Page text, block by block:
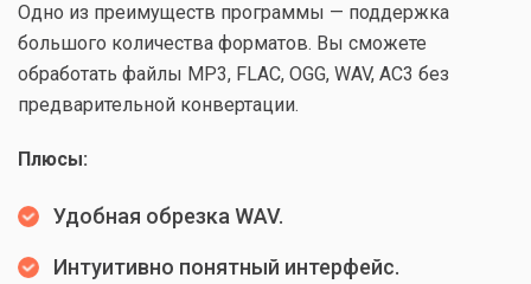
Одно из преимуществ программы — поддержка
большого количества форматов. Вы сможете
обработать файлы MP3, FLAC, OGG, WAV, AC3 без
предварительной конвертации.
Плюсы:
Удобная обрезка WAV.
Интуитивно понятный интерфейс.